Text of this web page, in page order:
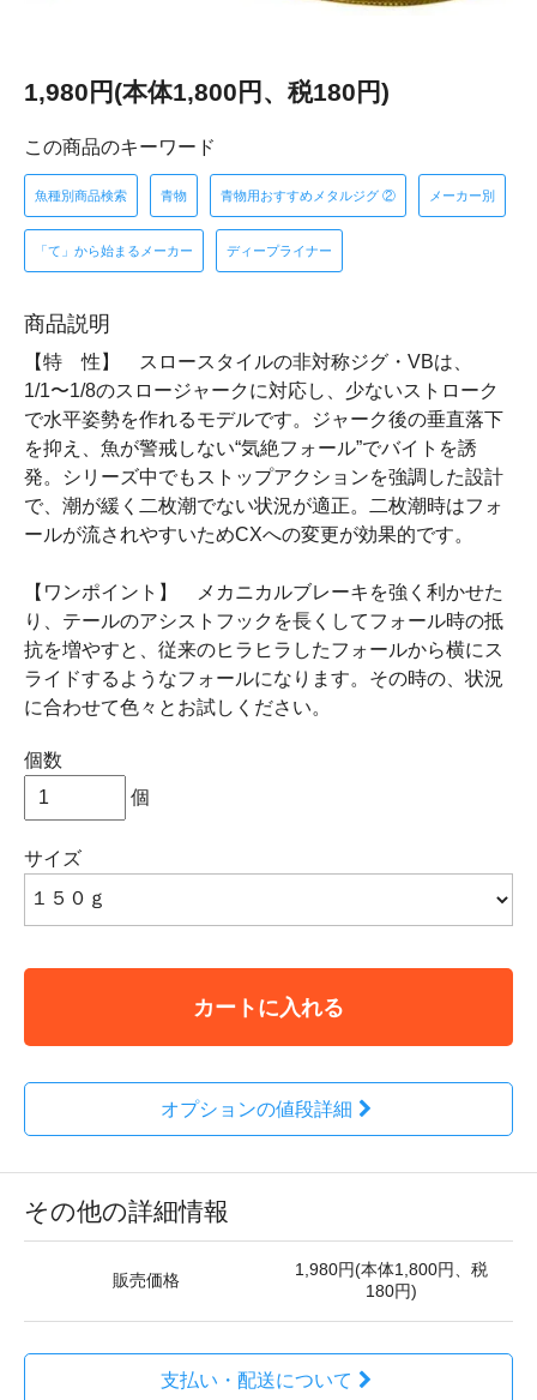
1,980円(本体1,800円、税180円)
この商品のキーワード
魚種別商品検索 青物 青物用おすすめメタルジグ ② メーカー別
「て」から始まるメーカー ディープライナー
商品説明
【特 性】 スロースタイルの非対称ジグ・VBは、
1/1〜1/8のスロージャークに対応し、少ないストローク
で水平姿勢を作れるモデルです。ジャーク後の垂直落下
を抑え、魚が警戒しない“気絶フォール”でバイトを誘
発。シリーズ中でもストップアクションを強調した設計
で、潮が緩く二枚潮でない状況が適正。二枚潮時はフォ
ールが流されやすいためCXへの変更が効果的です。
【ワンポイント】 メカニカルブレーキを強く利かせた
り、テールのアシストフックを長くしてフォール時の抵
抗を増やすと、従来のヒラヒラしたフォールから横にス
ライドするようなフォールになります。その時の、状況
に合わせて色々とお試しください。
個数
個
サイズ
カートに入れる
オプションの値段詳細
その他の詳細情報
販売価格
1,980円(本体1,800円、税
180円)
支払い・配送について